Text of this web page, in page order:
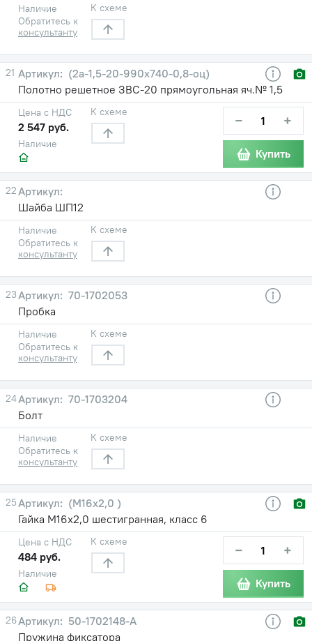
Наличие
Обратитесь к
консультанту
К схеме
21
(2а-1,5-20-990х740-0,8-оц)
Полотно решетное ЗВС-20 прямоугольная яч.№ 1,5
Наличие
Цена с НДС
2 547 руб.
К схеме − +
Купить
22
Шайба ШП12
Наличие
Обратитесь к
консультанту
К схеме
23
70-1702053
Пробка
Наличие
Обратитесь к
консультанту
К схеме
24
70-1703204
Болт
Наличие
Обратитесь к
консультанту
К схеме
25
(М16х2,0 )
Гайка М16х2,0 шестигранная, класс 6
Наличие
Цена с НДС
484 руб.
К схеме − +
Купить
26
50-1702148-А
Пружина фиксатора